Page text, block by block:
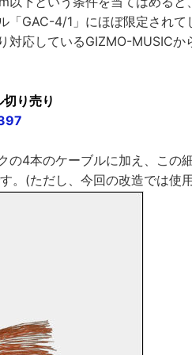
「GAC-4/1」にほぼ限定されて
対応しているGIZMO-MUSICか
り売り
の4本のケーブルに加え、この
。(ただし、今回の改造では使